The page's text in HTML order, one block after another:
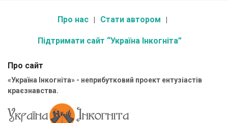
Про нас Стати автором
Підтримати сайт “Україна Інкогніта”
Про сайт
«Україна Інкогніта» - неприбутковий проект ентузіастів
краєзнавства.